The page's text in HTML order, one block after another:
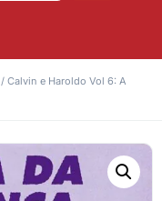
/ Calvin e Haroldo Vol 6: A